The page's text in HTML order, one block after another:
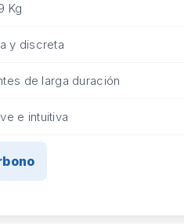
Kg
y discreta
de larga duración
e intuitiva